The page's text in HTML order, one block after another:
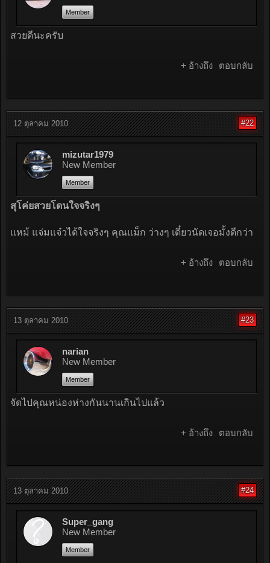
Member
สวยดีนะครับ
+ อ้างถึง ตอบกลับ
12 ตุลาคม 2010 #22
mizutar1979
New Member
Member
สุโค่ยสวยโดนใจจริงๆ
แหม้ แจ่มแจ๋วได้ใจจริงๆ คุณแม็ก ว่างๆ เดี๋ยวนัดเจอมั้งดีกว่า
+ อ้างถึง ตอบกลับ
13 ตุลาคม 2010 #23
narian
New Member
Member
จัดไปคุณหน่องห่างกันนานเกินไปแล้ว
+ อ้างถึง ตอบกลับ
13 ตุลาคม 2010 #24
Super_gang
New Member
Member